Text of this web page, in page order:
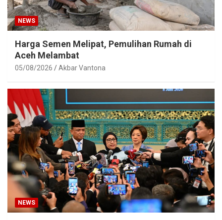
NEWS
Harga Semen Melipat, Pemulihan Rumah di
Aceh Melambat
05/08/2026 Akbar Vantona
NEWS